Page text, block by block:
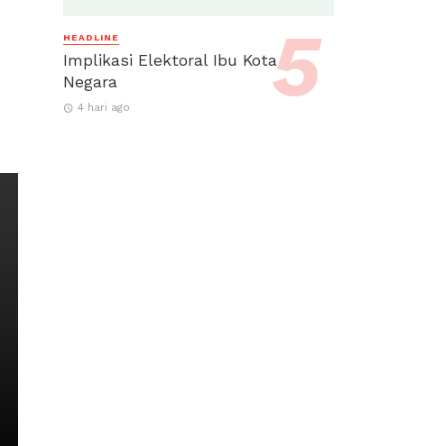
HEADLINE
Implikasi Elektoral Ibu Kota
Negara
4 hari ago